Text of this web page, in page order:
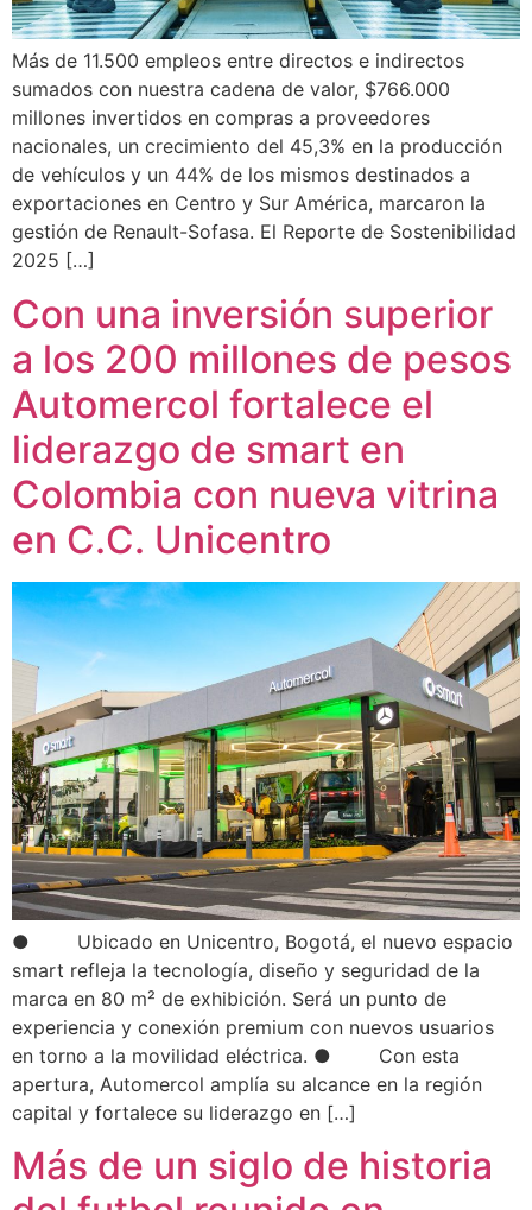
Más de 11.500 empleos entre directos e indirectos
sumados con nuestra cadena de valor, $766.000
millones invertidos en compras a proveedores
nacionales, un crecimiento del 45,3% en la producción
de vehículos y un 44% de los mismos destinados a
exportaciones en Centro y Sur América, marcaron la
gestión de Renault-Sofasa. El Reporte de Sostenibilidad
2025 […]
Con una inversión superior
a los 200 millones de pesos
Automercol fortalece el
liderazgo de smart en
Colombia con nueva vitrina
en C.C. Unicentro
● Ubicado en Unicentro, Bogotá, el nuevo espacio
smart refleja la tecnología, diseño y seguridad de la
marca en 80 m² de exhibición. Será un punto de
experiencia y conexión premium con nuevos usuarios
en torno a la movilidad eléctrica. ● Con esta
apertura, Automercol amplía su alcance en la región
capital y fortalece su liderazgo en […]
Más de un siglo de historia